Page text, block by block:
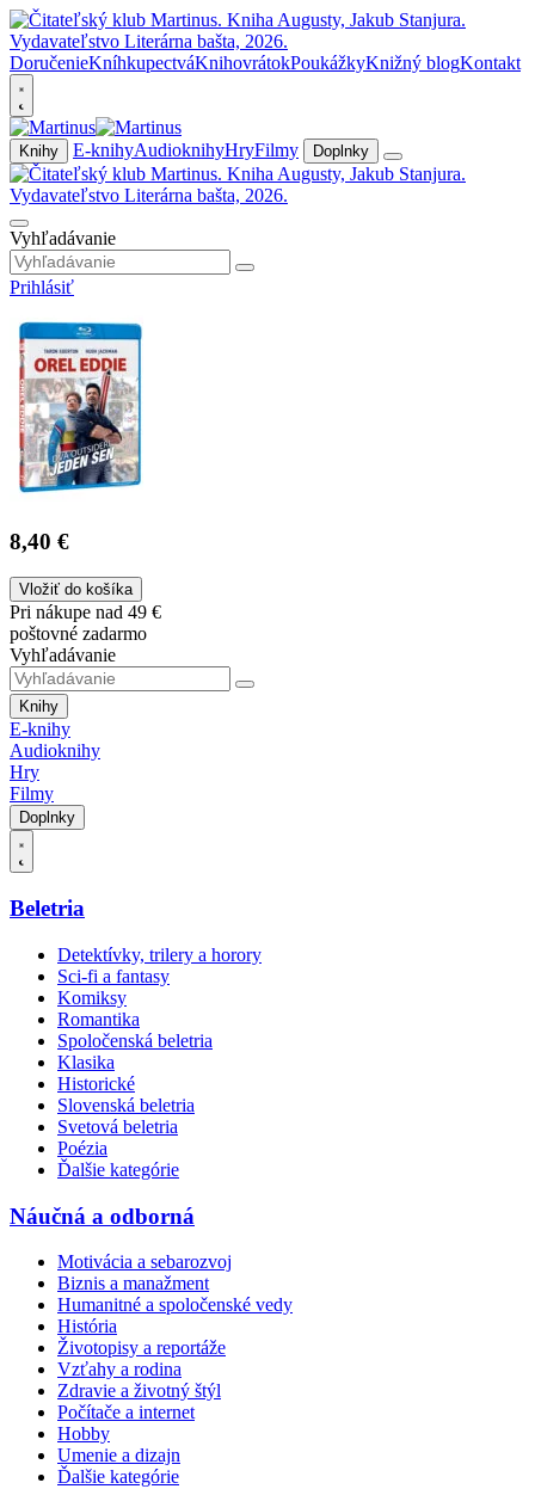
DoručenieKníhkupectváKnihovrátokPoukážkyKnižný blogKontakt
Knihy E-knihyAudioknihyHryFilmy Doplnky
Vyhľadávanie
Prihlásiť
8,40 €
Vložiť do košíka
Pri nákupe nad 49 €
poštovné zadarmo
Vyhľadávanie
Knihy
E-knihy
Audioknihy
Hry
Filmy
Doplnky
Beletria
Detektívky, trilery a horory
Sci-fi a fantasy
Komiksy
Romantika
Spoločenská beletria
Klasika
Historické
Slovenská beletria
Svetová beletria
Poézia
Ďalšie kategórie
Náučná a odborná
Motivácia a sebarozvoj
Biznis a manažment
Humanitné a spoločenské vedy
História
Životopisy a reportáže
Vzťahy a rodina
Zdravie a životný štýl
Počítače a internet
Hobby
Umenie a dizajn
Ďalšie kategórie